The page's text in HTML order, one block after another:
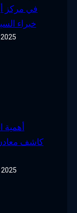
في مركز
خبراء
أهمية
كاشف